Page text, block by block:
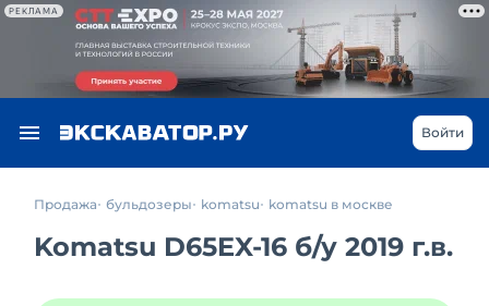
РЕКЛАМА
Войти
Продажа бульдозеры komatsu komatsu в москве
Komatsu D65EX-16 б/у 2019 г.в.